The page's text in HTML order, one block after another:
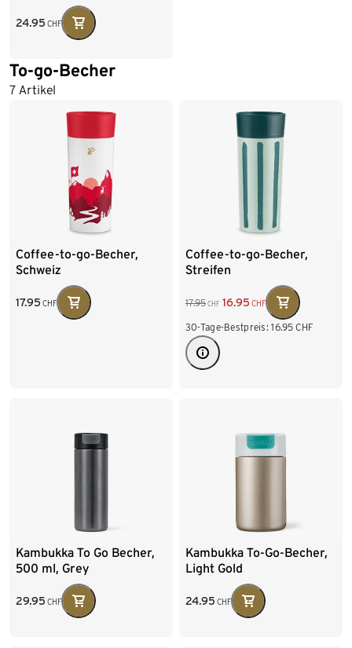
24.95 CHF
To-go-Becher
7 Artikel
Coffee-to-go-Becher,
Schweiz
17.95 CHF
Coffee-to-go-Becher,
Streifen
17.95 CHF 16.95 CHF
30-Tage-Bestpreis: 16.95 CHF
Kambukka To Go Becher,
500 ml, Grey
29.95 CHF
Kambukka To-Go-Becher,
Light Gold
24.95 CHF